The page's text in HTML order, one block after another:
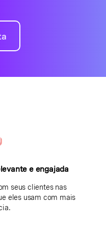
e engajada
seus clientes nas
eles usam com mais